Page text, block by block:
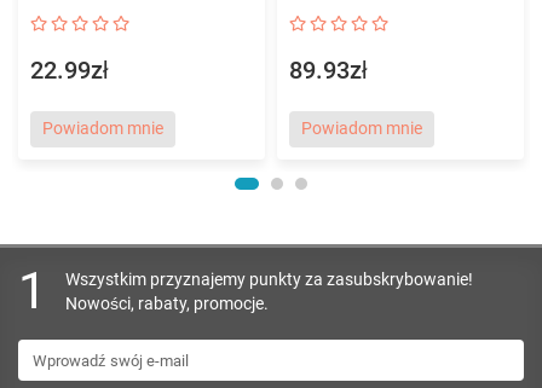
22.99zł
Powiadom mnie
89.93zł
Powiadom mnie
1
Wszystkim przyznajemy punkty za zasubskrybowanie!
Nowości, rabaty, promocje.